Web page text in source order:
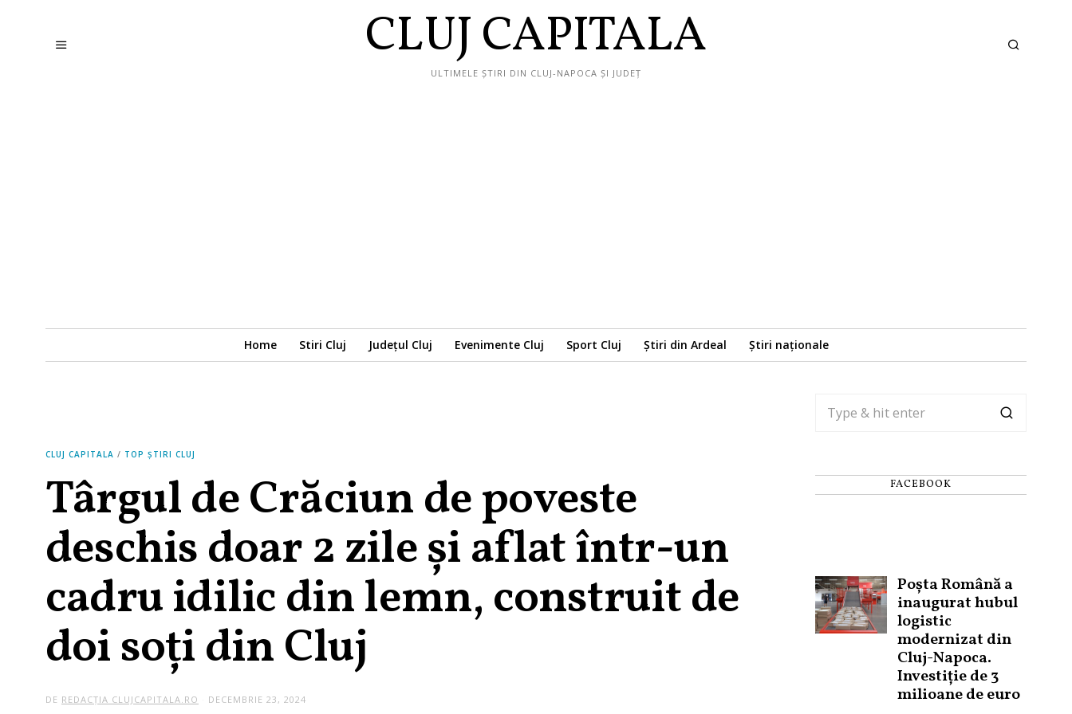
CLUJ CAPITALA
ULTIMELE ȘTIRI DIN CLUJ-NAPOCA ȘI JUDEȚ
Home Stiri Cluj Județul Cluj Evenimente Cluj Sport Cluj Știri din Ardeal Știri naționale
CLUJ CAPITALA / TOP ȘTIRI CLUJ
Târgul de Crăciun de poveste
deschis doar 2 zile și aflat într-un
cadru idilic din lemn, construit de
doi soți din Cluj
DE REDACȚIA CLUJCAPITALA.RO DECEMBRIE 23, 2024
FACEBOOK
Poșta Română a
inaugurat hubul
logistic
modernizat din
Cluj-Napoca.
Investiție de 3
milioane de euro